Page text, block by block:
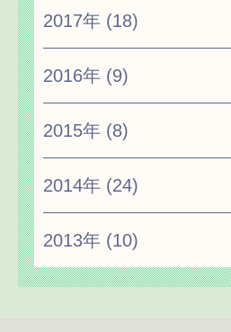
2017年 (18)
2016年 (9)
2015年 (8)
2014年 (24)
2013年 (10)